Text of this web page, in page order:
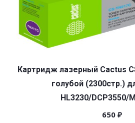
Картридж лазерный Cactus
голубой (2300стр.)
HL3230/DCP3550/
650 ₽